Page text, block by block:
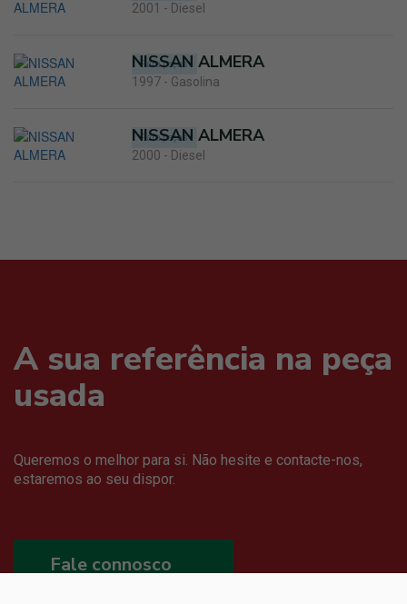
2001 - Diesel
Para peças
NISSAN ALMERA
1997 - Gasolina
Para peças
NISSAN ALMERA
2000 - Diesel
A sua referência na peça
usada
Queremos o melhor para si. Não hesite e contacte-nos,
estaremos ao seu dispor.
Fale connosco